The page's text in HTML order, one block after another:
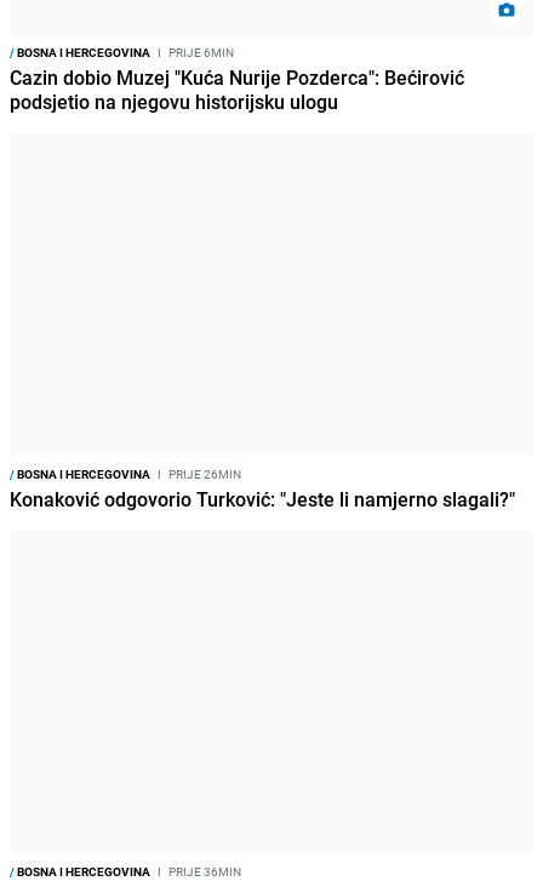
/BOSNA I HERCEGOVINA I PRIJE 6MIN
Cazin dobio Muzej "Kuća Nurije Pozderca": Bećirović
podsjetio na njegovu historijsku ulogu
/BOSNA I HERCEGOVINA I PRIJE 26MIN
Konaković odgovorio Turković: "Jeste li namjerno slagali?"
/BOSNA I HERCEGOVINA I PRIJE 36MIN